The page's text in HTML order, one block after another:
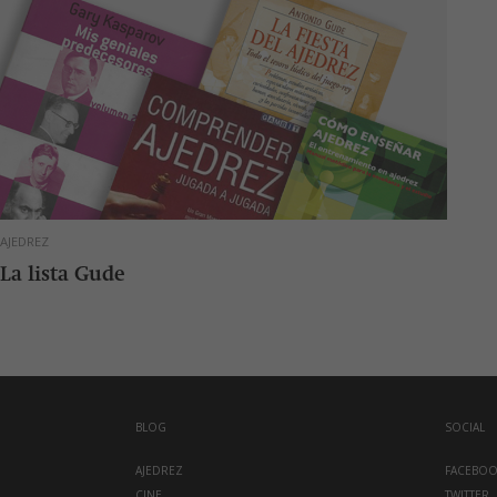
AJEDREZ
La lista Gude
BLOG
AJEDREZ
SOCIAL